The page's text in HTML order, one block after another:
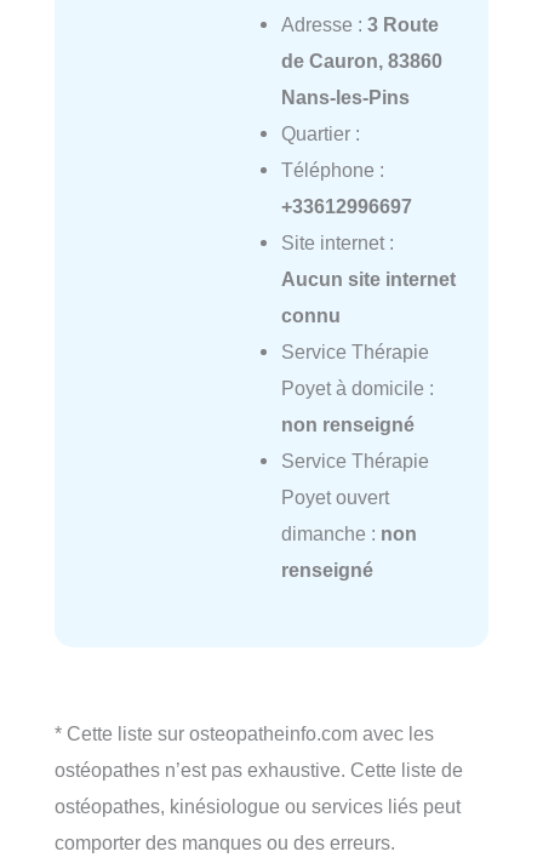
Adresse : 3 Route
de Cauron, 83860
Nans-les-Pins
Quartier :
Téléphone :
+33612996697
Site internet :
Aucun site internet
connu
Service Thérapie
Poyet à domicile :
non renseigné
Service Thérapie
Poyet ouvert
dimanche : non
renseigné
* Cette liste sur osteopatheinfo.com avec les
ostéopathes n’est pas exhaustive. Cette liste de
ostéopathes, kinésiologue ou services liés peut
comporter des manques ou des erreurs.